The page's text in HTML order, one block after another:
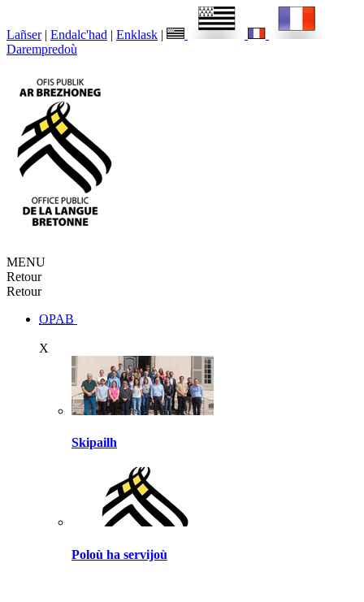
Lañser | Endalc'had | Enklask |
Darempredoù
MENU
Retour
Retour
OPAB
X
Skipailh
Poloù ha servijoù